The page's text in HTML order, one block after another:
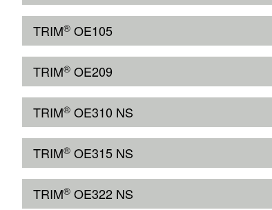
TRIM® OE105
TRIM® OE209
TRIM® OE310 NS
TRIM® OE315 NS
TRIM® OE322 NS